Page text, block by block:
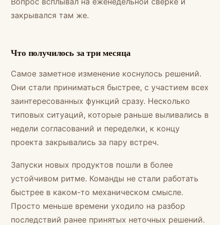
закрывался там же.
Что получилось за три месяца
Самое заметное изменение коснулось решений.
Они стали приниматься быстрее, с участием всех
заинтересованных функций сразу. Несколько
типовых ситуаций, которые раньше выливались в
недели согласований и переделки, к концу
проекта закрывались за пару встреч.
Запуски новых продуктов пошли в более
устойчивом ритме. Команды не стали работать
быстрее в каком-то механическом смысле.
Просто меньше времени уходило на разбор
последствий ранее принятых неточных решений.